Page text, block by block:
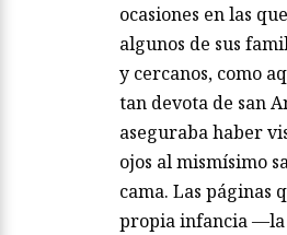
ocasiones en las
algunos de sus
y cercanos, como
tan devota de san
aseguraba haber
ojos al mismísimo
cama. Las páginas
propia infancia